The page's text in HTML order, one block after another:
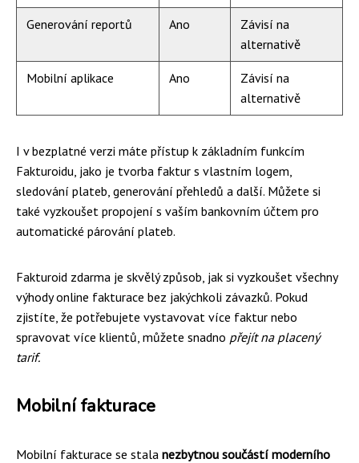
Generování reportů Ano
Závisí na
alternativě
Mobilní aplikace Ano
Závisí na
alternativě
I v bezplatné verzi máte přístup k základním funkcím
Fakturoidu, jako je tvorba faktur s vlastním logem,
sledování plateb, generování přehledů a další. Můžete si
také vyzkoušet propojení s vaším bankovním účtem pro
automatické párování plateb.
Fakturoid zdarma je skvělý způsob, jak si vyzkoušet všechny
výhody online fakturace bez jakýchkoli závazků. Pokud
zjistíte, že potřebujete vystavovat více faktur nebo
spravovat více klientů, můžete snadno přejít na placený
tarif.
Mobilní fakturace
Mobilní fakturace se stala nezbytnou součástí moderního